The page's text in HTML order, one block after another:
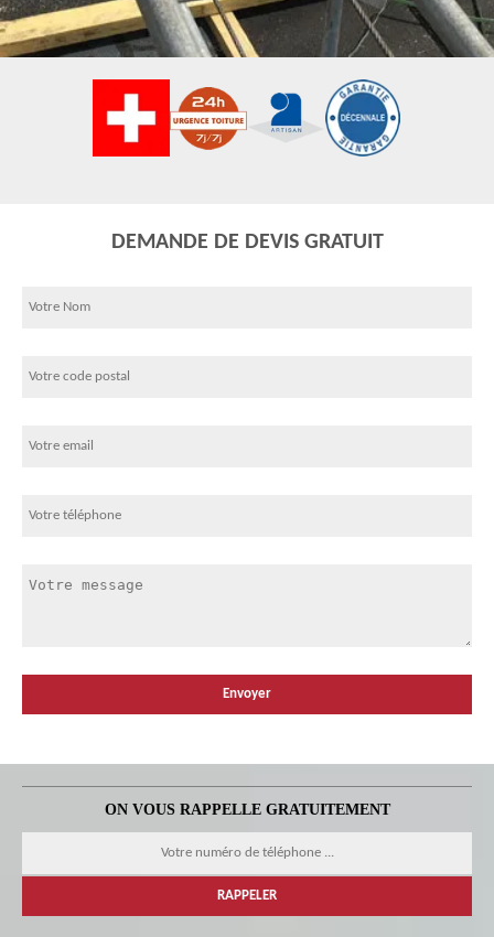
DEMANDE DE DEVIS GRATUIT
ON VOUS RAPPELLE GRATUITEMENT